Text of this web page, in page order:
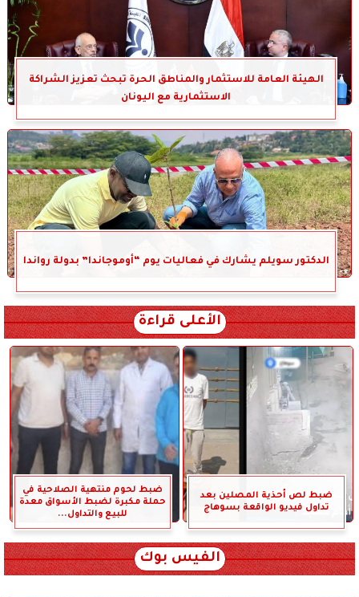
الهيئة العامة للاستثمار والمناطق الحرة تبحث تعزيز الشراكة
الاستثمارية مع اليونان
الدكتور سويلم يشارك في فعاليات يوم “أوموجاندا” بدولة رواندا
الأعلى قراءة
ضبط لص أحذية المصلين بعد
تداول فيديو الواقعة بسوهاج
ضبط لحوم منتهية الصلاحية في
حملة مكبرة لضبط الأسواق معدة
للبيع والتداول...
الفيس بوك